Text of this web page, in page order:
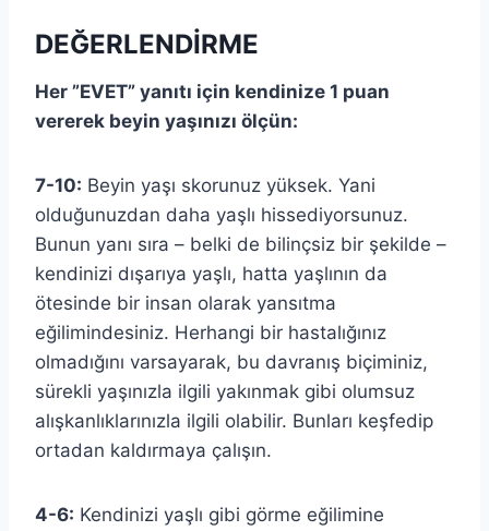
DEĞERLENDİRME
Her ”EVET” yanıtı için kendinize 1 puan
vererek beyin yaşınızı ölçün:
7-10: Beyin yaşı skorunuz yüksek. Yani
olduğunuzdan daha yaşlı hissediyorsunuz.
Bunun yanı sıra – belki de bilinçsiz bir şekilde –
kendinizi dışarıya yaşlı, hatta yaşlının da
ötesinde bir insan olarak yansıtma
eğilimindesiniz. Herhangi bir hastalığınız
olmadığını varsayarak, bu davranış biçiminiz,
sürekli yaşınızla ilgili yakınmak gibi olumsuz
alışkanlıklarınızla ilgili olabilir. Bunları keşfedip
ortadan kaldırmaya çalışın.
4-6: Kendinizi yaşlı gibi görme eğilimine